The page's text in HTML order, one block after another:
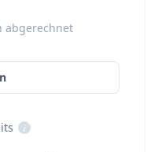
abgerechnet
i